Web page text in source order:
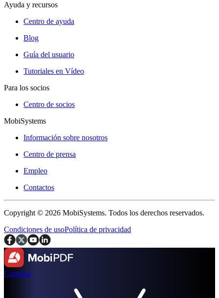
Ayuda y recursos
Centro de ayuda
Blog
Guía del usuario
Tutoriales en Vídeo
Para los socios
Centro de socios
MobiSystems
Información sobre nosotros
Centro de prensa
Empleo
Contactos
Copyright © 2026 MobiSystems. Todos los derechos reservados.
Condiciones de usoPolítica de privacidad
Comprar